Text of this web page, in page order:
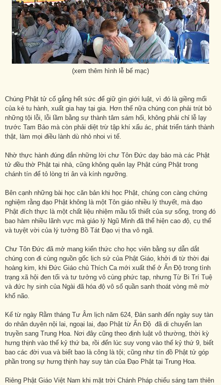
(xem thêm hình lễ bế mạc)
Chúng Phật tử cố gắng hết sức để giữ gìn giới luật, vì đó là giềng mối
của kẻ tu hành, xuất gia hay tại gia. Hơn thế nữa chúng con phải trút bỏ
những tội lỗi, lỗi lầm bằng sự thành tâm sám hối, không phải chỉ lễ lạy
trước Tam Bảo mà còn phải diệt trừ tập khí xấu ác, phát triển tánh thành
thật, làm mọi điều lành dù nhỏ nhoi vi tế.
Nhờ thực hành đúng đắn những lời chư Tôn Đức dạy bảo mà các Phật
tử đều thờ Phật tại nhà, cũng không quên lạy Phật cúng Phật trong
chánh tín để tỏ lòng tri ân và kính ngưỡng.
Bên cạnh những bài học căn bản khi học Phật, chúng con càng chứng
nghiệm rằng đạo Phật không là một Tôn giáo nhiều lý thuyết, mà đạo
Phật đích thực là một chất liệu nhiệm mầu tối thiết của sự sống, trong đó
bao hàm nhiều lãnh vực mà giáo lý Ngũ Minh đã thể hiện cao độ, cụ thể
và tuyệt vời của lý tưởng Bồ Tát Đạo vị tha vô ngã.
Chư Tôn Đức đã mở mang kiến thức cho học viên bằng sự dẫn dắt
chúng con đi cùng nguồn gốc lịch sử của Phật Giáo, khởi đi từ thời đại
hoàng kim, khi Đức Giáo chủ Thích Ca mới xuất thế ở Ấn Độ trong tình
trạng xã hội đen tối và tư tưởng vô cùng phức tạp, nhưng Từ Bi Trí Tuệ
và đức hy sinh của Ngài đã hóa độ vô số quần sanh thoát vòng mê mờ
khổ não.
Kể từ ngày Rằm tháng Tư Âm lịch năm 624, Đản sanh đến ngày suy tàn
do nhân duyên nội lai, ngoại lai, đạo Phật từ Ấn Độ đã di chuyển lan
truyền sang Trung Hoa. Nơi đây cũng theo định luật vô thường, thời kỳ
hưng thịnh vào thế kỷ thứ ba, rồi đến lúc suy vong vào thế kỷ thứ 9, biết
bao các đời vua và biết bao là công là tội; cũng như tín đồ Phật tử góp
phần trong sự hưng thịnh hay suy tàn của Đạo Phật tại Trung Hoa.
Riêng Phật Giáo Việt Nam khi mặt trời Chánh Pháp chiếu sáng tam thiên